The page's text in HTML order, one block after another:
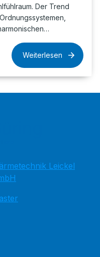
Der Trend
Weiterlesen
Leickel